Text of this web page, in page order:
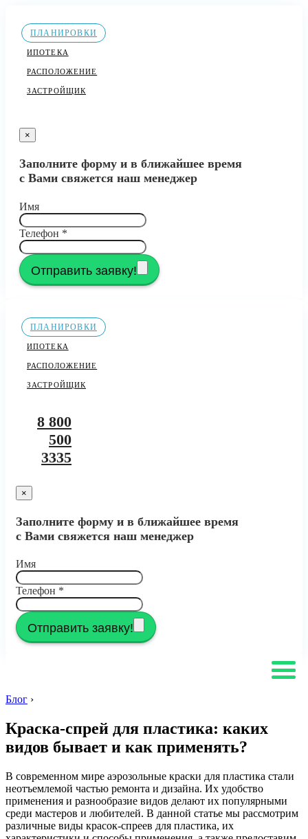
ПЛАНИРОВКИ
ИПОТЕКА
РАСПОЛОЖЕНИЕ
ЗАСТРОЙЩИК
×
Заполните форму и в ближайшее время
с Вами свяжется наш менеджер
Имя
Телефон *
Отправить заявку!
ПЛАНИРОВКИ
ИПОТЕКА
РАСПОЛОЖЕНИЕ
ЗАСТРОЙЩИК
8 800
500
3335
×
Заполните форму и в ближайшее время
с Вами свяжется наш менеджер
Имя
Телефон *
Отправить заявку!
Блог ›
Краска-спрей для пластика: каких
видов бывает и как применять?
В современном мире аэрозольные краски для пластика стали
неотъемлемой частью ремонта и дизайна. Их удобство
применения и разнообразие видов делают их популярными
среди мастеров и любителей. В данной статье мы рассмотрим
различные виды красок-спреев для пластика, их